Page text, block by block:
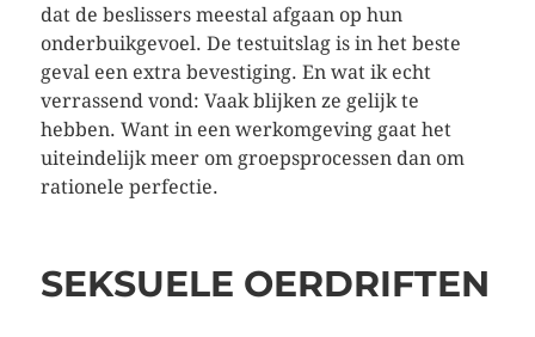
dat de beslissers meestal afgaan op hun
onderbuikgevoel. De testuitslag is in het beste
geval een extra bevestiging. En wat ik echt
verrassend vond: Vaak blijken ze gelijk te
hebben. Want in een werkomgeving gaat het
uiteindelijk meer om groepsprocessen dan om
rationele perfectie.
SEKSUELE OERDRIFTEN